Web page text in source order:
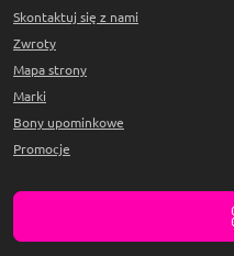
Skontaktuj się z nami
Zwroty
Mapa strony
Marki
Bony upominkowe
Promocje